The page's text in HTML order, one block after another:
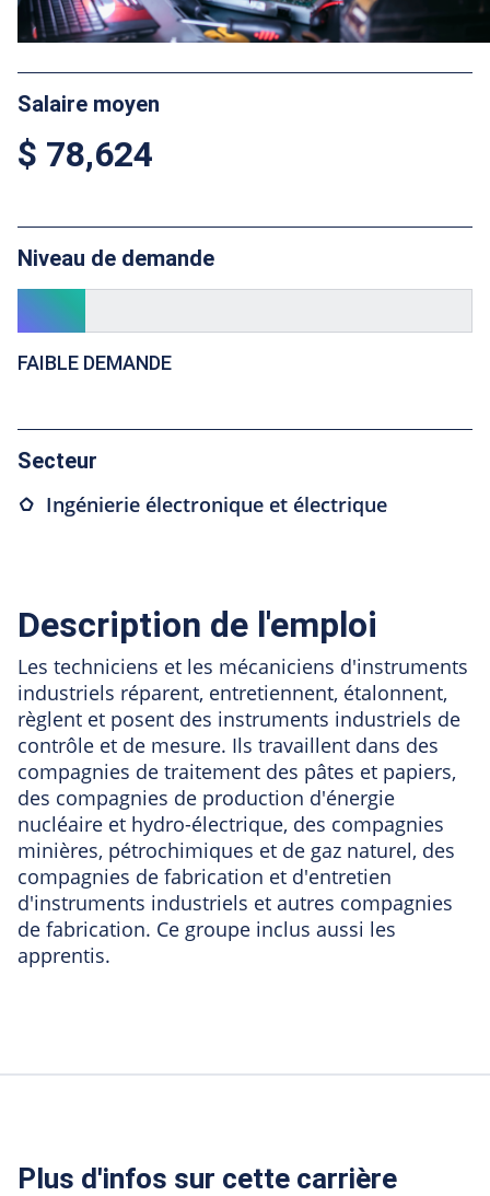
Salaire moyen
$ 78,624
Niveau de demande
FAIBLE DEMANDE
Secteur
Ingénierie électronique et électrique
Description de l'emploi
Les techniciens et les mécaniciens d'instruments
industriels réparent, entretiennent, étalonnent,
règlent et posent des instruments industriels de
contrôle et de mesure. Ils travaillent dans des
compagnies de traitement des pâtes et papiers,
des compagnies de production d'énergie
nucléaire et hydro-électrique, des compagnies
minières, pétrochimiques et de gaz naturel, des
compagnies de fabrication et d'entretien
d'instruments industriels et autres compagnies
de fabrication. Ce groupe inclus aussi les
apprentis.
Plus d'infos sur cette carrière